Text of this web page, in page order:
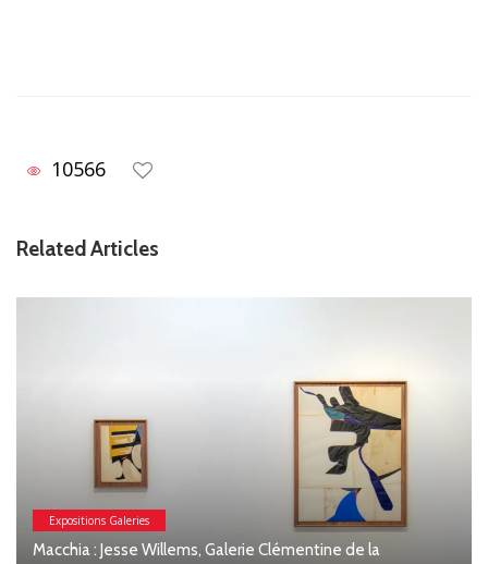
10566
Related Articles
Expositions Galeries
Macchia : Jesse Willems, Galerie Clémentine de la